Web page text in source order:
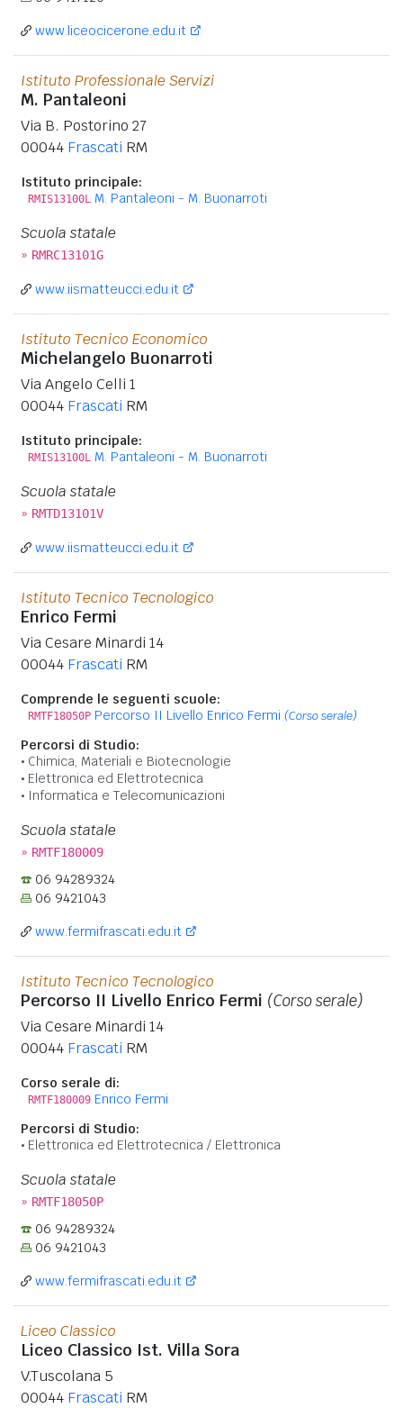
www.liceocicerone.edu.it
Istituto Professionale Servizi
M. Pantaleoni
Via B. Postorino 27
00044 Frascati RM
Istituto principale:
RMIS13100L M. Pantaleoni - M. Buonarroti
Scuola statale
» RMRC13101G
www.iismatteucci.edu.it
Istituto Tecnico Economico
Michelangelo Buonarroti
Via Angelo Celli 1
00044 Frascati RM
Istituto principale:
RMIS13100L M. Pantaleoni - M. Buonarroti
Scuola statale
» RMTD13101V
www.iismatteucci.edu.it
Istituto Tecnico Tecnologico
Enrico Fermi
Via Cesare Minardi 14
00044 Frascati RM
Comprende le seguenti scuole:
RMTF18050P Percorso II Livello Enrico Fermi (Corso serale)
Percorsi di Studio:
Chimica, Materiali e Biotecnologie
Elettronica ed Elettrotecnica
Informatica e Telecomunicazioni
Scuola statale
» RMTF180009
06 94289324
06 9421043
www.fermifrascati.edu.it
Istituto Tecnico Tecnologico
Percorso II Livello Enrico Fermi (Corso serale)
Via Cesare Minardi 14
00044 Frascati RM
Corso serale di:
RMTF180009 Enrico Fermi
Percorsi di Studio:
Elettronica ed Elettrotecnica / Elettronica
Scuola statale
» RMTF18050P
06 94289324
06 9421043
www.fermifrascati.edu.it
Liceo Classico
Liceo Classico Ist. Villa Sora
V.Tuscolana 5
00044 Frascati RM